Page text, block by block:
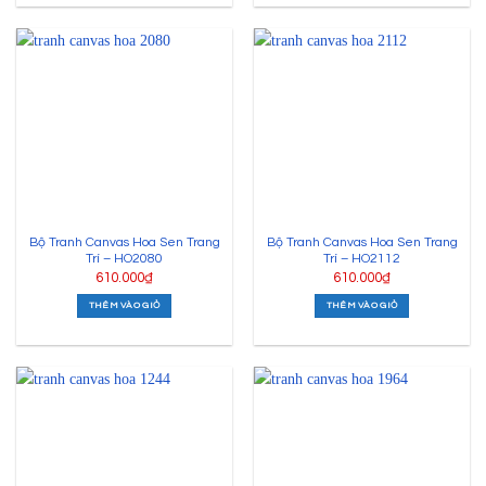
của bạn như: phòng khách, phòng ngủ, phòng làm việc, phòng
với diện tích không gian căn phòng nơi treo tranh. Tranh
phải hài hòa với toàn bộ không gian và đồ trang trí nội thất
để phát huy tối đa hiệu quả nghệ thuật.
hơn. Bạn nên ưu tiên những màu sắc trung tính hoặc đơn
Bộ Tranh Canvas Hoa Sen Trang
Trí – HO2080
610.000₫
THÊM VÀO GIỎ
Bộ Tranh Canvas Hoa Sen Trang
Trí – HO2112
610.000₫
THÊM VÀO GIỎ